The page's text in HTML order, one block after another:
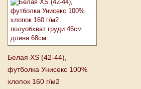
Белая XS (42-44),
футболка Унисекс 100%
хлопок 160 г/м2